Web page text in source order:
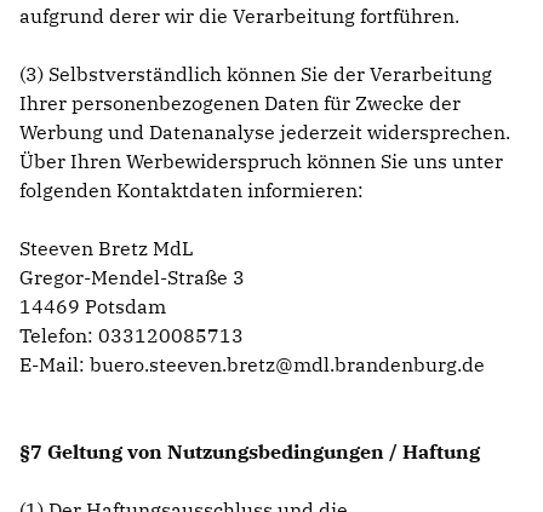
aufgrund derer wir die Verarbeitung fortführen.
(3) Selbstverständlich können Sie der Verarbeitung
Ihrer personenbezogenen Daten für Zwecke der
Werbung und Datenanalyse jederzeit widersprechen.
Über Ihren Werbewiderspruch können Sie uns unter
folgenden Kontaktdaten informieren:
Steeven Bretz MdL
Gregor-Mendel-Straße 3
14469 Potsdam
Telefon: 033120085713
E-Mail: buero.steeven.bretz@mdl.brandenburg.de
§7 Geltung von Nutzungsbedingungen / Haftung